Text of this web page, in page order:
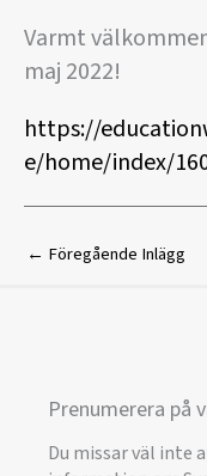
Varmt
maj 2022!
https://
e/home/index/
← Föregående Inlägg
Prenumerera på
Du missar väl inte